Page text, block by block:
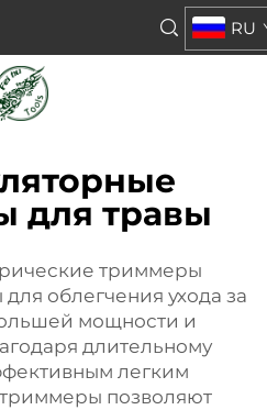
RU
для травы
триммеры
облегчения ухода за
мощности и
длительному
легким
позволяют